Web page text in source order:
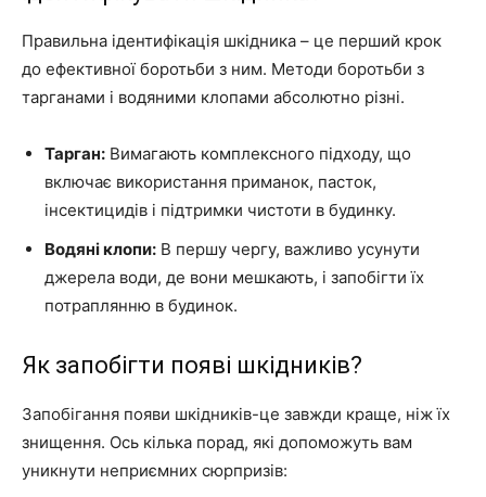
Правильна ідентифікація шкідника – це перший крок
до ефективної боротьби з ним. Методи боротьби з
тарганами і водяними клопами абсолютно різні.
Тарган: Вимагають комплексного підходу, що
включає використання приманок, пасток,
інсектицидів і підтримки чистоти в будинку.
Водяні клопи: В першу чергу, важливо усунути
джерела води, де вони мешкають, і запобігти їх
потраплянню в будинок.
Як запобігти появі шкідників?
Запобігання появи шкідників-це завжди краще, ніж їх
знищення. Ось кілька порад, які допоможуть вам
уникнути неприємних сюрпризів: